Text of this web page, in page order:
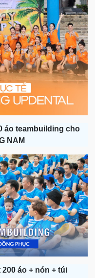
áo teambuilding cho
NAM
áo + nón + túi